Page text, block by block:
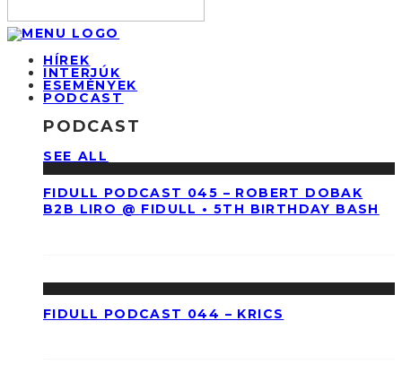
HÍREK
INTERJÚK
ESEMÉNYEK
PODCAST
PODCAST
SEE ALL
FIDULL PODCAST 045 – ROBERT DOBAK
B2B LIRO @ FIDULL • 5TH BIRTHDAY BASH
FIDULL PODCAST 044 – KRICS